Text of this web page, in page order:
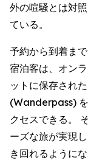
外の喧騒とは対
ている。
予約から到着ま
宿泊客は、オン
ットに保存され
(Wanderpass)
クセスできる。
ーズな旅が実現
き回れるようにな